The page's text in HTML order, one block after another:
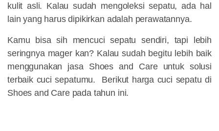
kulit asli. Kalau sudah mengoleksi sepatu, ada hal
lain yang harus dipikirkan adalah perawatannya.
Kamu bisa sih mencuci sepatu sendiri, tapi lebih
seringnya mager kan? Kalau sudah begitu lebih baik
menggunakan jasa Shoes and Care untuk solusi
terbaik cuci sepatumu. Berikut harga cuci sepatu di
Shoes and Care pada tahun ini.